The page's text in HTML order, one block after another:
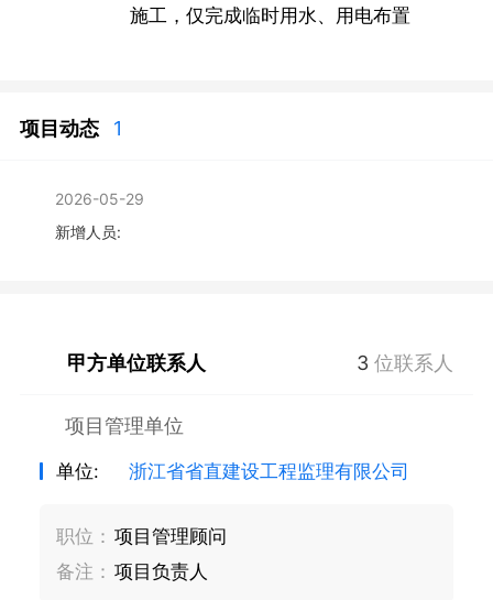
施工，仅完成临时用水、用电布置
项目动态 1
2026-05-29
新增人员:
甲方单位联系人 3 位联系人
项目管理单位
单位: 浙江省省直建设工程监理有限公司
职位： 项目管理顾问
备注： 项目负责人